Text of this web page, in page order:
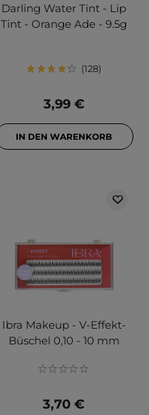
Darling Water Tint - Lip
Tint - Orange Ade - 9.5g
128
3,99 €
IN DEN WARENKORB
Ibra Makeup - V-Effekt-
Büschel 0,10 - 10 mm
3,70 €